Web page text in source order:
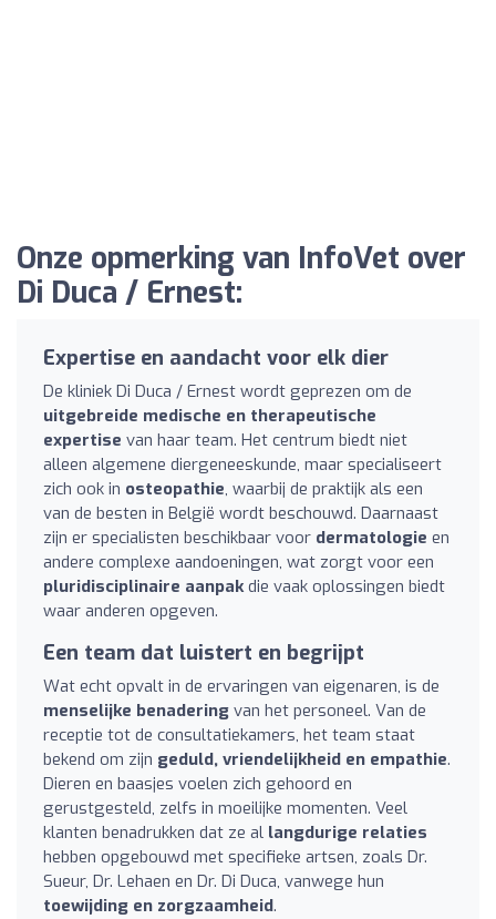
Onze opmerking van InfoVet over
Di Duca / Ernest:
Expertise en aandacht voor elk dier
De kliniek Di Duca / Ernest wordt geprezen om de
uitgebreide medische en therapeutische
expertise van haar team. Het centrum biedt niet
alleen algemene diergeneeskunde, maar specialiseert
zich ook in osteopathie, waarbij de praktijk als een
van de besten in België wordt beschouwd. Daarnaast
zijn er specialisten beschikbaar voor dermatologie en
andere complexe aandoeningen, wat zorgt voor een
pluridisciplinaire aanpakdie vaak oplossingen biedt
waar anderen opgeven.
Een team dat luistert en begrijpt
Wat echt opvalt in de ervaringen van eigenaren, is de
menselijke benadering van het personeel. Van de
receptie tot de consultatiekamers, het team staat
bekend om zijn geduld, vriendelijkheid en empathie.
Dieren en baasjes voelen zich gehoord en
gerustgesteld, zelfs in moeilijke momenten. Veel
klanten benadrukken dat ze al langdurige relaties
hebben opgebouwd met specifieke artsen, zoals Dr.
Sueur, Dr. Lehaen en Dr. Di Duca, vanwege hun
toewijding en zorgzaamheid.